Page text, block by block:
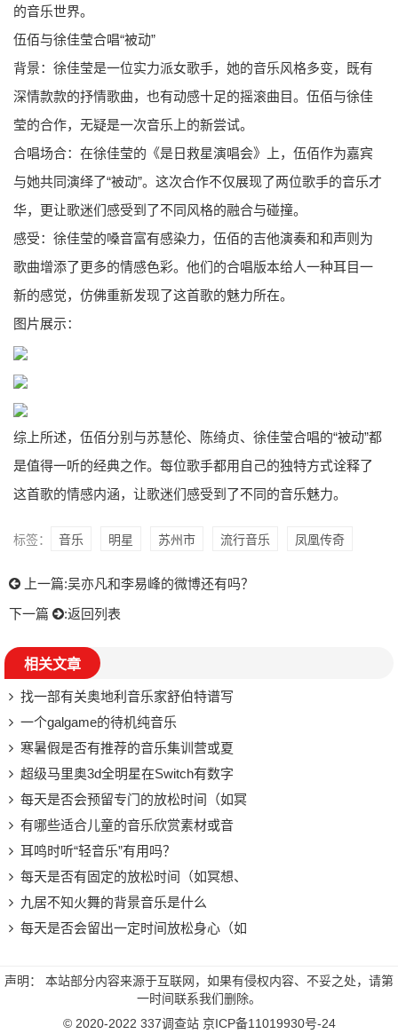
的音乐世界。
伍佰与徐佳莹合唱“被动”
背景：徐佳莹是一位实力派女歌手，她的音乐风格多变，既有
深情款款的抒情歌曲，也有动感十足的摇滚曲目。伍佰与徐佳
莹的合作，无疑是一次音乐上的新尝试。
合唱场合：在徐佳莹的《是日救星演唱会》上，伍佰作为嘉宾
与她共同演绎了“被动”。这次合作不仅展现了两位歌手的音乐才
华，更让歌迷们感受到了不同风格的融合与碰撞。
感受：徐佳莹的嗓音富有感染力，伍佰的吉他演奏和和声则为
歌曲增添了更多的情感色彩。他们的合唱版本给人一种耳目一
新的感觉，仿佛重新发现了这首歌的魅力所在。
图片展示：
综上所述，伍佰分别与苏慧伦、陈绮贞、徐佳莹合唱的“被动”都
是值得一听的经典之作。每位歌手都用自己的独特方式诠释了
这首歌的情感内涵，让歌迷们感受到了不同的音乐魅力。
标签： 音乐 明星 苏州市 流行音乐 凤凰传奇
上一篇:吴亦凡和李易峰的微博还有吗？
下一篇
:返回列表
相关文章
找一部有关奥地利音乐家舒伯特谱写
一个galgame的待机纯音乐
寒暑假是否有推荐的音乐集训营或夏
超级马里奥3d全明星在Switch有数字
每天是否会预留专门的放松时间（如冥
有哪些适合儿童的音乐欣赏素材或音
耳鸣时听“轻音乐”有用吗？
每天是否有固定的放松时间（如冥想、
九居不知火舞的背景音乐是什么
每天是否会留出一定时间放松身心（如
声明： 本站部分内容来源于互联网，如果有侵权内容、不妥之处，请第
一时间联系我们删除。
© 2020-2022 337调查站 京ICP备11019930号-24